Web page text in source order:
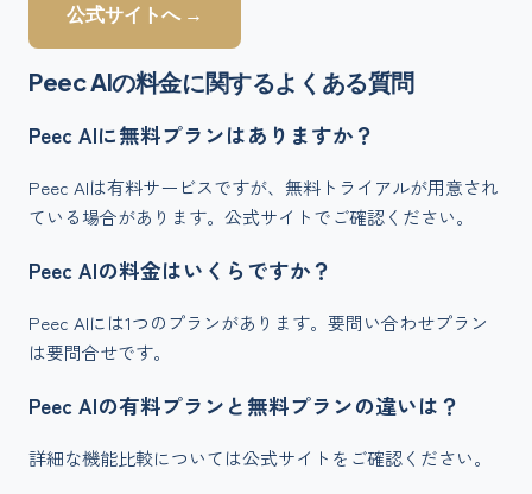
公式サイトへ →
Peec AIの料金に関するよくある質問
Peec AIに無料プランはありますか？
Peec AIは有料サービスですが、無料トライアルが用意され
ている場合があります。公式サイトでご確認ください。
Peec AIの料金はいくらですか？
Peec AIには1つのプランがあります。要問い合わせプラン
は要問合せです。
Peec AIの有料プランと無料プランの違いは？
詳細な機能比較については公式サイトをご確認ください。